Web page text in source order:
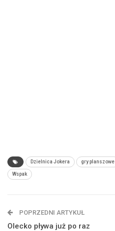
Dzielnica Jokera gry planszowe
Wspak
POPRZEDNI ARTYKUŁ
Olecko pływa już po raz